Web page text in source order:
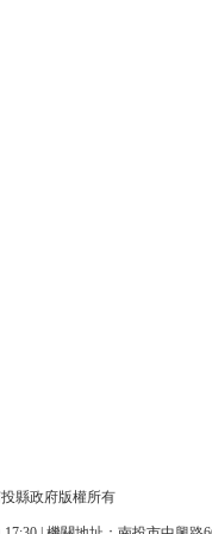
縣政府版權所有